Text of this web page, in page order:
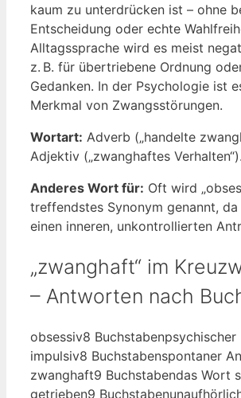
kaum zu unterdrücken ist – ohne
Entscheidung oder echte
Alltagssprache wird es meist
z. B. für übertriebene Ordnung
Gedanken. In der Psychologie ist
Merkmal von Zwangsstörungen.
Wortart: Adverb („handelte
Adjektiv („zwanghaftes Verhalten“).
Anderes Wort für: Oft wird
treffendstes Synonym genannt,
einen inneren, unkontrollierten
„zwanghaft“ im
– Antworten nach
obsessiv8 Buchstabenpsychischer
impulsiv8 Buchstabenspontaner
zwanghaft9 Buchstabendas Wort
getrieben9 Buchstaben